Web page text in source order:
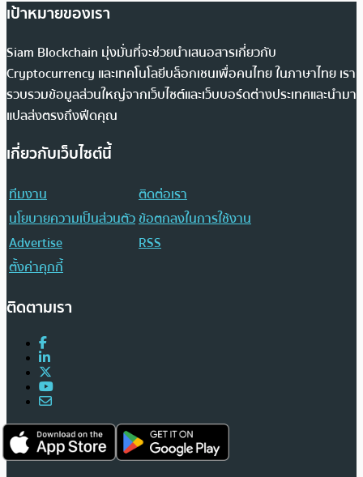
เป้าหมายของเรา
Siam Blockchain มุ่งมั่นที่จะช่วยนำเสนอสารเกี่ยวกับ
Cryptocurrency และเทคโนโลยีบล็อกเชนเพื่อคนไทย ในภาษาไทย เรา
รวบรวมข้อมูลส่วนใหญ่จากเว็บไซต์และเว็บบอร์ดต่างประเทศและนำมา
แปลส่งตรงถึงฟีดคุณ
เกี่ยวกับเว็บไซต์นี้
ทีมงาน
ติดต่อเรา
นโยบายความเป็นส่วนตัวข้อตกลงในการใช้งาน
Advertise
RSS
ตั้งค่าคุกกี้
ติดตามเรา